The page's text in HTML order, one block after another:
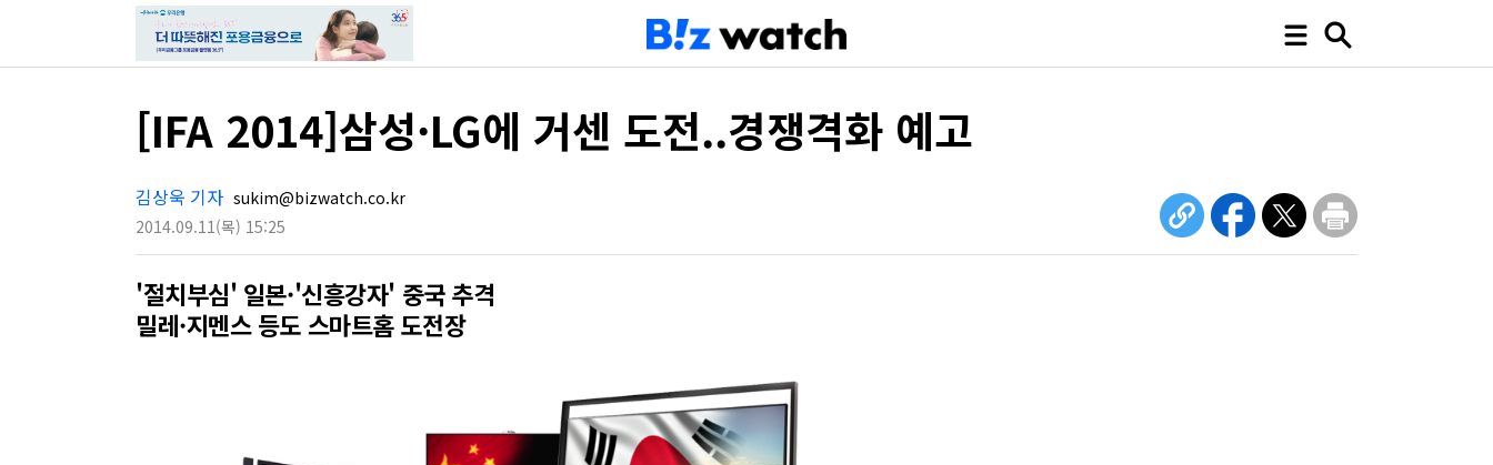
[IFA 2014]삼성·LG에 거센 도전..경쟁격화 예고
김상욱 기자 sukim@bizwatch.co.kr
2014.09.11(목) 15:25
'절치부심' 일본·'신흥강자' 중국 추격
밀레·지멘스 등도 스마트홈 도전장